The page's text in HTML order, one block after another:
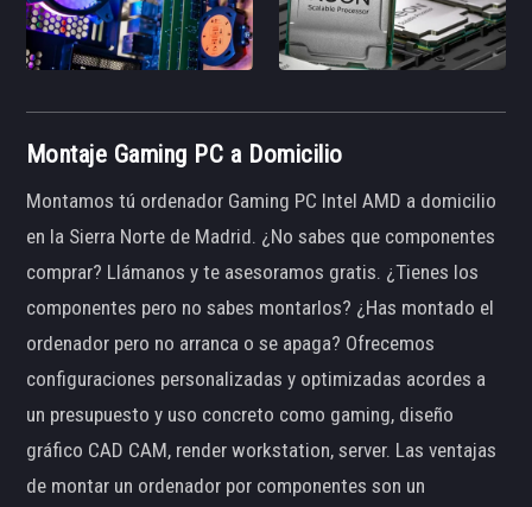
Montaje Gaming PC a Domicilio
Montamos tú ordenador Gaming PC Intel AMD a domicilio
en la Sierra Norte de Madrid. ¿No sabes que componentes
comprar? Llámanos y te asesoramos gratis. ¿Tienes los
componentes pero no sabes montarlos? ¿Has montado el
ordenador pero no arranca o se apaga? Ofrecemos
configuraciones personalizadas y optimizadas acordes a
un presupuesto y uso concreto como gaming, diseño
gráfico CAD CAM, render workstation, server. Las ventajas
de montar un ordenador por componentes son un